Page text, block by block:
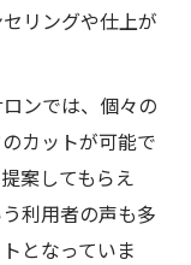
リングや仕上が
ンでは、個々の
カットが可能で
案してもらえ
利用者の声も多
となっていま